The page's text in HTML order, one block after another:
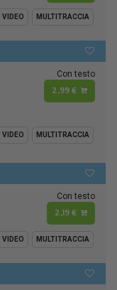
VIDEO MULTITRACCIA
Con testo
2,99 €
VIDEO MULTITRACCIA
Con testo
2,19 €
VIDEO MULTITRACCIA